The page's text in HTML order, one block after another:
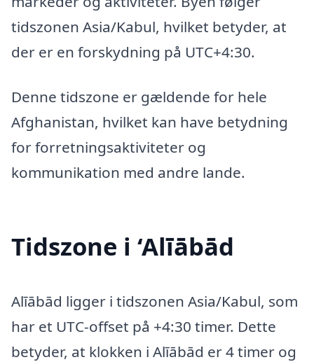
tidszonen Asia/Kabul, hvilket betyder, at
der er en forskydning på UTC+4:30.
Denne tidszone er gældende for hele
Afghanistan, hvilket kan have betydning
for forretningsaktiviteter og
kommunikation med andre lande.
Tidszone i ‘Alīābād
Alīābād ligger i tidszonen Asia/Kabul, som
har et UTC-offset på +4:30 timer. Dette
betyder, at klokken i Alīābād er 4 timer og